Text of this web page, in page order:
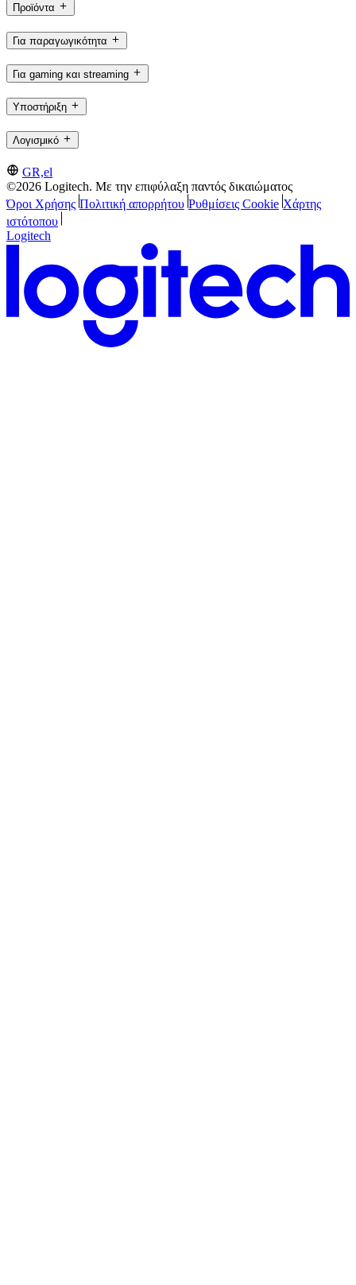
Προϊόντα
Για παραγωγικότητα
Για gaming και streaming
Υποστήριξη
Λογισμικό
GR,el
©2026 Logitech. Με την επιφύλαξη παντός δικαιώματος
Όροι Χρήσης Πολιτική απορρήτου Ρυθμίσεις Cookie Χάρτης
ιστότοπου
Logitech